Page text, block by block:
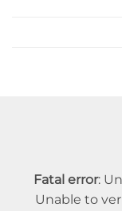
Fatal